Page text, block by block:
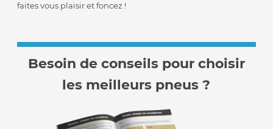
faites vous plaisir et foncez !
Besoin de conseils pour choisir
les meilleurs pneus ?